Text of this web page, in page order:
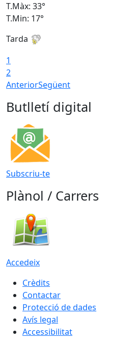
T.Màx: 33°
T.Min: 17°
Tarda
1
2
AnteriorSegüent
Butlletí digital
Subscriu-te
Plànol / Carrers
Accedeix
Crèdits
Contactar
Protecció de dades
Avís legal
Accessibilitat